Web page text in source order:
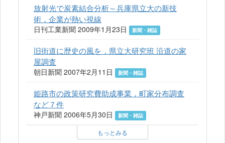
放射光で炭素結合分析～兵庫県立大の新技
術，企業が熱い視線
日刊工業新聞 2009年1月23日 新聞・雑誌
旧街道に歴史の風を，県立大研究班 沿道の家
屋調査
朝日新聞 2007年2月11日 新聞・雑誌
姫路市の政策研究費助成事業，町家分布調査
など７件
神戸新聞 2006年5月30日 新聞・雑誌
もっとみる